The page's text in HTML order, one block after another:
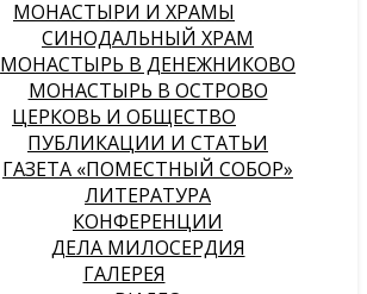
МОНАСТЫРИ И ХРАМЫ
СИНОДАЛЬНЫЙ ХРАМ
МОНАСТЫРЬ В ДЕНЕЖНИКОВО
МОНАСТЫРЬ В ОСТРОВО
ЦЕРКОВЬ И ОБЩЕСТВО
ПУБЛИКАЦИИ И СТАТЬИ
ГАЗЕТА «ПОМЕСТНЫЙ СОБОР»
ЛИТЕРАТУРА
КОНФЕРЕНЦИИ
ДЕЛА МИЛОСЕРДИЯ
ГАЛЕРЕЯ